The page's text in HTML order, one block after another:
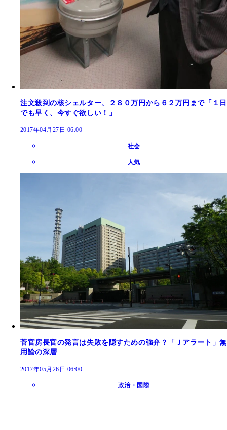
注文殺到の核シェルター、２８０万円から６２万円まで「１日
でも早く、今すぐ欲しい！」
2017年04月27日 06:00
社会
人気
菅官房長官の発言は失敗を隠すための強弁？「Ｊアラート」無
用論の深層
2017年05月26日 06:00
政治・国際